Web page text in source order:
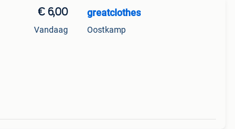
€ 6,00
Vandaag
greatclothes
Oostkamp